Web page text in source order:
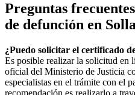
Preguntas
de defunción en
¿Puedo solicitar el certificado
Es posible realizar la solicitud en
oficial del Ministerio de Justicia
especialistas en el trámite con el
recomendación es realizarlo a